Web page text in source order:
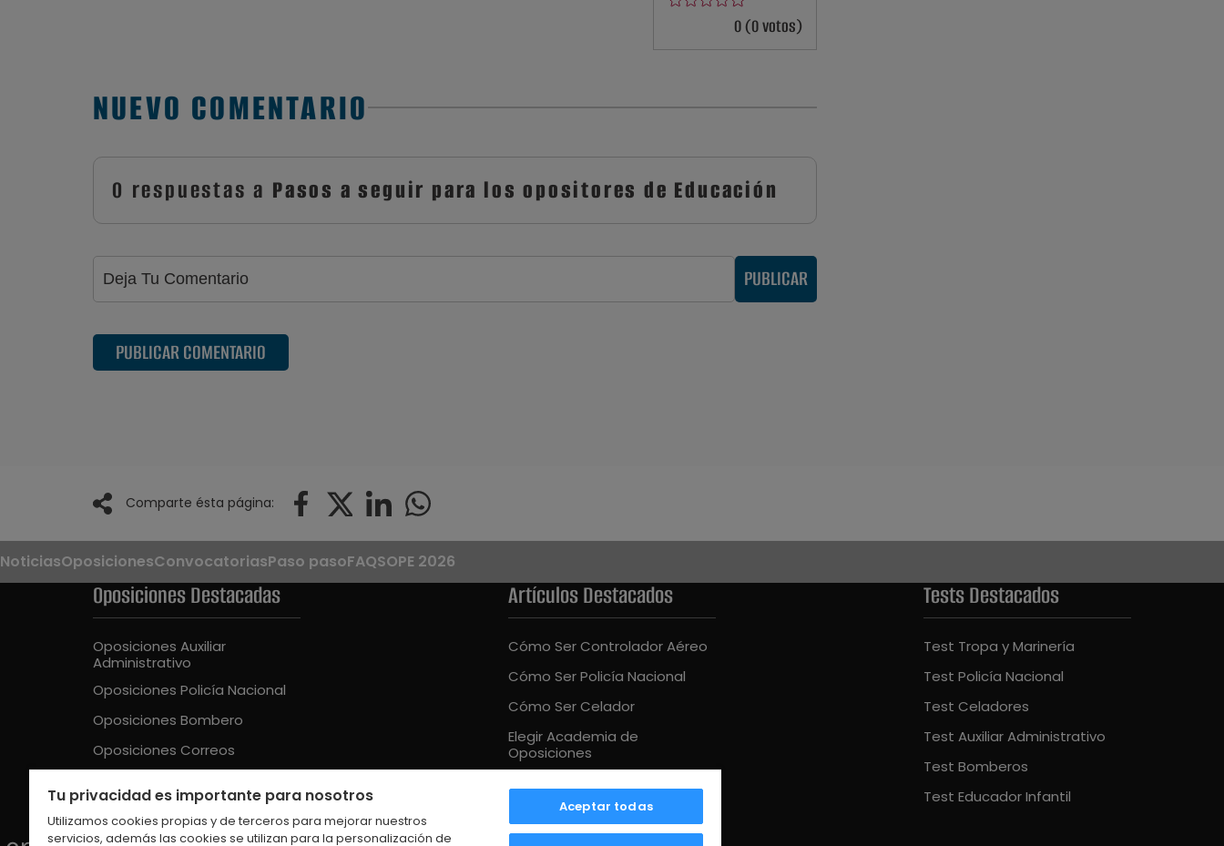
0 (0 votos)
NUEVO COMENTARIO
0 respuestas a Pasos a seguir para los opositores de Educación
PUBLICAR
PUBLICAR COMENTARIO
Comparte ésta página:
NoticiasOposicionesConvocatoriasPaso pasoFAQSOPE 2026
Oposiciones Destacadas
Oposiciones Auxiliar
Administrativo
Oposiciones Policía Nacional
Oposiciones Bombero
Oposiciones Correos
Oposiciones Educación Intantil
Artículos Destacados
Cómo Ser Controlador Aéreo
Cómo Ser Policía Nacional
Cómo Ser Celador
Elegir Academia de
Oposiciones
Mejor Academia Oposiciones
UE
Tests Destacados
Test Tropa y Marinería
Test Policía Nacional
Test Celadores
Test Auxiliar Administrativo
Test Bomberos
Test Educador Infantil
Tu privacidad es importante para nosotros
Utilizamos cookies propias y de terceros para mejorar nuestros
servicios, además las cookies se utilizan para la personalización de
Aceptar todas